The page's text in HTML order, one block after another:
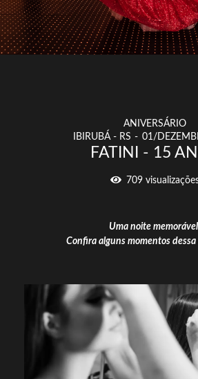
ANIVERSÁRIO
IBIRUBÁ - RS
01/
FATINI - 15
709
Uma noite
Confira alguns momentos